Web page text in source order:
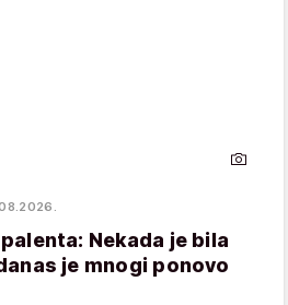
Nekada je bila
je mnogi ponovo